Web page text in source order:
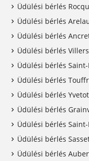
Üdülési bérlés
Üdülési bérlés
Üdülési bérlés
Üdülési bérlés
Üdülési bérlés
Üdülési bérlés
Üdülési bérlés Yvetot
Üdülési bérlés
Üdülési bérlés
Üdülési bérlés
Üdülési bérlés